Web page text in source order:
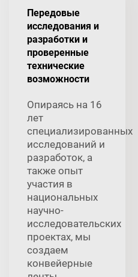
Передовые
исследования и
разработки и
проверенные
технические
возможности
Опираясь на 16
лет
специализированных
исследований и
разработок, а
также опыт
участия в
национальных
научно-
исследовательских
проектах, мы
создаем
конвейерные